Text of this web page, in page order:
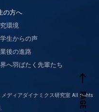
west
の方へ
環境
生からの声
後の進路
へ羽ばたく先輩たち
ディアダイナミクス研究室 All rights